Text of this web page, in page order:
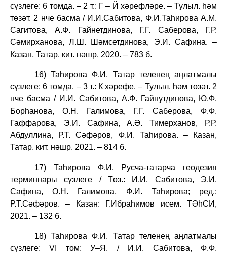
сүзлеге: 6 томда. – 2 т.: Г – Й хәрефләре. – Тулыл. һәм
төзәт. 2 нче басма / И.И.Сабитова, Ф.И.Таһирова А.М.
Сагитова, А.Ф. Гайнетдинова, Г.Г. Саберова, Г.Р.
Сәмирханова, Л.Ш. Шәмсетдинова, Э.И. Сафина. –
Казан, Татар. кит. нәшр. 2020. – 783 б.
16) Таһирова Ф.И. Татар теленең аңлатмалы
сүзлеге: 6 томда. – 3 т.: К хәрефе. – Тулыл. һәм төзәт. 2
нче басма / И.И. Сабитова, А.Ф. Гайнутдинова, Ю.Ф.
Борһанова, О.Н. Галимова, Г.Г. Саберова, Ф.Ф.
Гаффарова, Э.И. Сафина, А.Ә. Тимерханов, Р.Р.
Абдуллина, Р.Т. Сәфәров, Ф.И. Таһирова. – Казан,
Татар. кит. нәшр. 2021. – 814 б.
17) Таһирова Ф.И. Русча-татарча геодезия
терминнары сүзлеге / Төз.: И.И. Сабитова, Э.И.
Сафина, О.Н. Галимова, Ф.И. Таһирова; ред.:
Р.Т.Сәфәров. – Казан: Г.Ибраһимов исем. ТӘһСИ,
2021. – 132 б.
18) Таһирова Ф.И. Татар теленең аңлатмалы
сүзлеге: VI том: У–Я. / И.И. Сабитова, Ф.Ф.